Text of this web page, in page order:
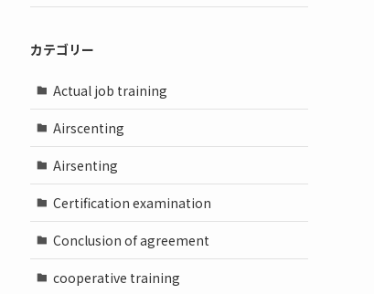
カテゴリー
Actual job training
Airscenting
Airsenting
Certification examination
Conclusion of agreement
cooperative training